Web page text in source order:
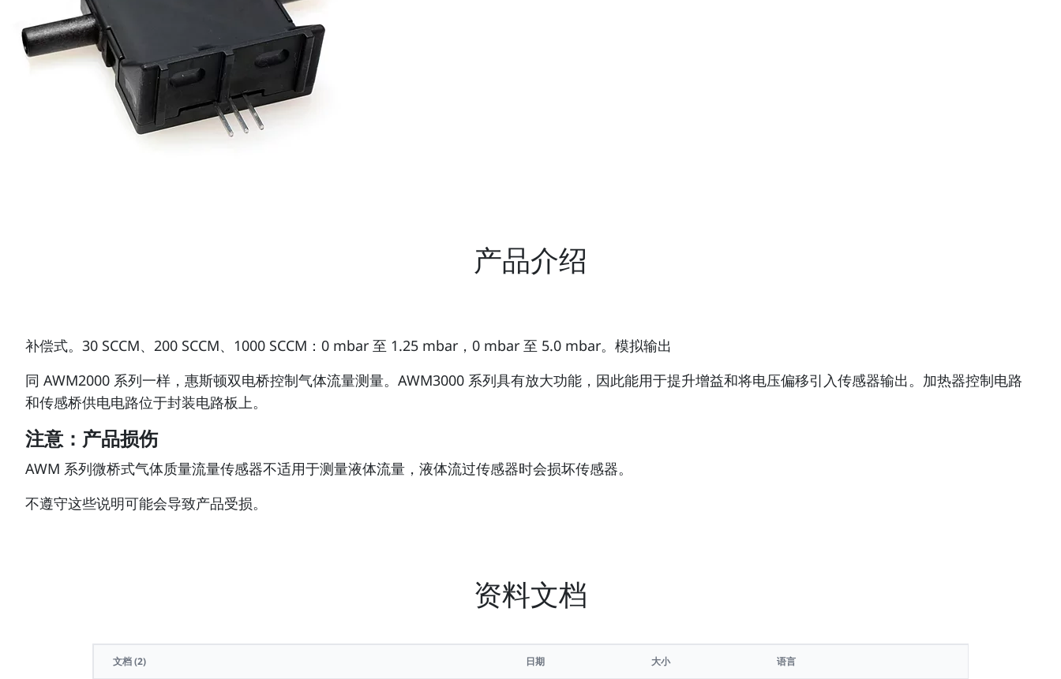
产品介绍
补偿式。30 SCCM、200 SCCM、1000 SCCM：0 mbar 至 1.25 mbar，0 mbar 至 5.0 mbar。模拟输出
同 AWM2000 系列一样，惠斯顿双电桥控制气体流量测量。AWM3000 系列具有放大功能，因此能用于提升增益和将电压偏移引入传感器输出。加热器控制电路
和传感桥供电电路位于封装电路板上。
注意：产品损伤
AWM 系列微桥式气体质量流量传感器不适用于测量液体流量，液体流过传感器时会损坏传感器。
不遵守这些说明可能会导致产品受损。
资料文档
文档(2) 日期 大小 语言